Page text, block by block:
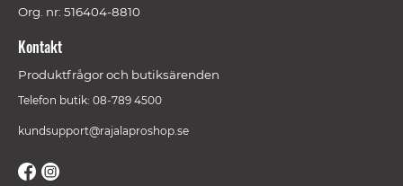
Org. nr: 516404-8810
Kontakt
Produktfrågor och butiksärenden
Telefon butik: 08-789 4500
kundsupport@rajalaproshop.se